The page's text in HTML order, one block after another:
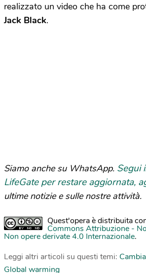
realizzato un video che ha come
Jack Black.
Siamo anche su WhatsApp. Segui
LifeGate per restare aggiornata,
ultime notizie e sulle nostre attività.
Quest'opera è distribuita
Commons Attribuzione -
Non opere derivate 4.0 Internazionale.
Leggi altri articoli su questi temi:
Global warming